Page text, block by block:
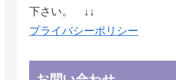
下さい。 ↓↓
プライバシーポリシー